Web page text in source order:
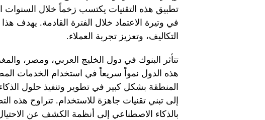
تطبيق هذه التقنيات يكتسب زخماً خلال السنوات
في وتيرة الاعتماد خلال الفترة القادمة. يهدف
التكاليف، وتعزيز تجربة العملاء.
تتأثر البنوك في دول الخليج العربي، ومصر،
هذه الدول نمواً سريعاً في استخدام الخدمات
المنطقة بشكل كبير في تطوير وتنفيذ حلول
إلى تبني تقنيات جاهزة للاستخدام. تتراوح هذه
بالذكاء الاصطناعي إلى أنظمة الكشف عن